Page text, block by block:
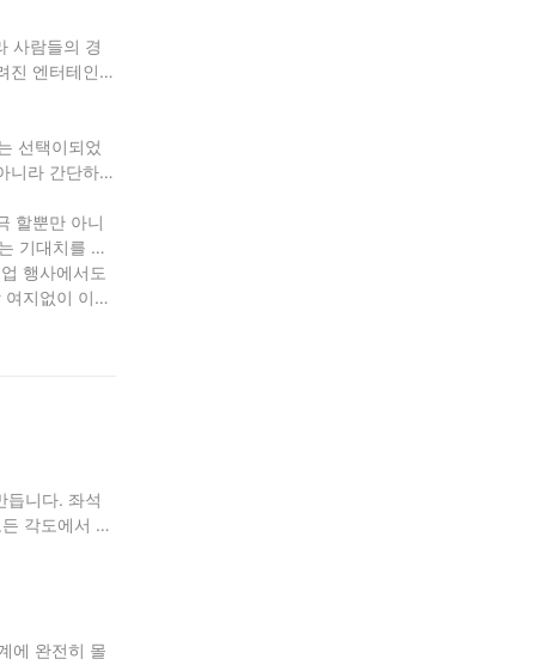
사람들의 경
진 엔터테인먼
선택이되었
니라 간단하고
할뿐만 아니
기대치를 훨
행사에서도
지없이 이상
듭니다. 좌석
각도에서 가
에 완전히 몰